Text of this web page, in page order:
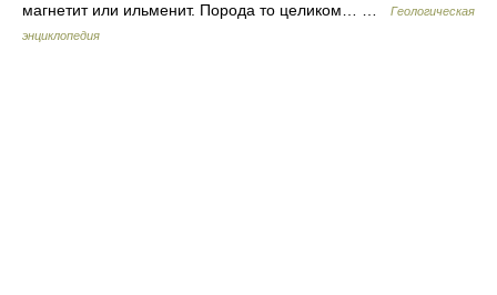
магнетит или ильменит. Порода то целиком… …
Геологическая
энциклопедия